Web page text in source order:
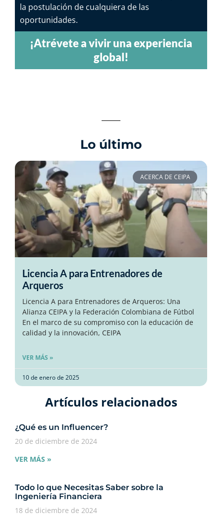
la postulación de cualquiera de las
oportunidades.
¡Atrévete a vivir una experiencia
global!
Lo último
ACERCA DE CEIPA
Licencia A para Entrenadores de
Arqueros
Licencia A para Entrenadores de Arqueros: Una
Alianza CEIPA y la Federación Colombiana de Fútbol
En el marco de su compromiso con la educación de
calidad y la innovación, CEIPA
VER MÁS »
10 de enero de 2025
Artículos relacionados​
¿Qué es un Influencer?
20 de diciembre de 2024
VER MÁS »
Todo lo que Necesitas Saber sobre la
Ingeniería Financiera
18 de diciembre de 2024